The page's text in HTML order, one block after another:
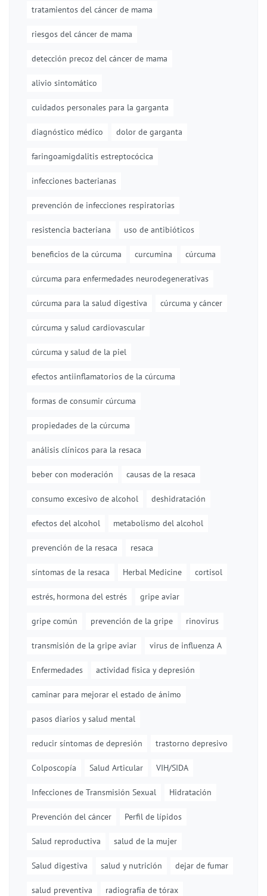
tratamientos del cáncer de mama
riesgos del cáncer de mama
detección precoz del cáncer de mama
alivio sintomático
cuidados personales para la garganta
diagnóstico médico dolor de garganta
faringoamigdalitis estreptocócica
infecciones bacterianas
prevención de infecciones respiratorias
resistencia bacteriana uso de antibióticos
beneficios de la cúrcuma curcumina cúrcuma
cúrcuma para enfermedades neurodegenerativas
cúrcuma para la salud digestiva cúrcuma y cáncer
cúrcuma y salud cardiovascular
cúrcuma y salud de la piel
efectos antiinflamatorios de la cúrcuma
formas de consumir cúrcuma
propiedades de la cúrcuma
análisis clínicos para la resaca
beber con moderación causas de la resaca
consumo excesivo de alcohol deshidratación
efectos del alcohol metabolismo del alcohol
prevención de la resaca resaca
síntomas de la resaca Herbal Medicine cortisol
estrés, hormona del estrés gripe aviar
gripe común prevención de la gripe rinovirus
transmisión de la gripe aviar virus de influenza A
Enfermedades actividad física y depresión
caminar para mejorar el estado de ánimo
pasos diarios y salud mental
reducir síntomas de depresión trastorno depresivo
Colposcopía Salud Articular VIH/SIDA
Infecciones de Transmisión Sexual Hidratación
Prevención del cáncer Perfil de lípidos
Salud reproductiva salud de la mujer
Salud digestiva salud y nutrición dejar de fumar
salud preventiva radiografía de tórax